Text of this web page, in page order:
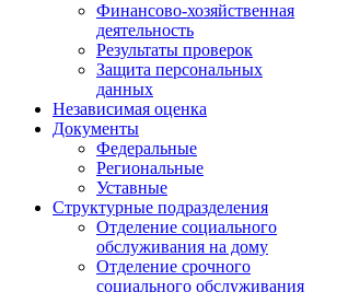
Финансово-хозяйственная
деятельность
Результаты проверок
Защита персональных
данных
Независимая оценка
Документы
Федеральные
Региональные
Уставные
Структурные подразделения
Отделение социального
обслуживания на дому
Отделение срочного
социального обслуживания